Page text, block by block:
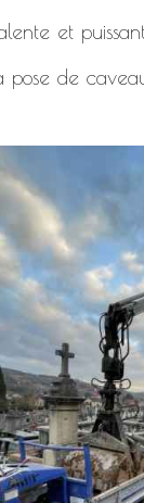
et
pose de